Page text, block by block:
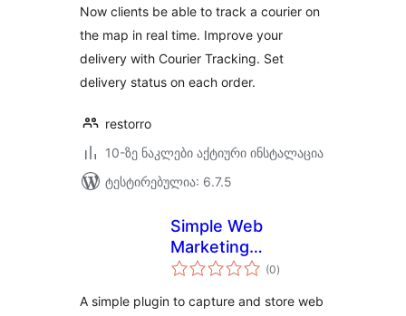
Now clients be able to track a courier on
the map in real time. Improve your
delivery with Courier Tracking. Set
delivery status on each order.
restorro
10-ზე ნაკლები აქტიური ინსტალაცია
ტესტირებულია: 6.7.5
Simple Web
Marketing
Attribution
(0საერთო
რეიტინგი
)
A simple plugin to capture and store web